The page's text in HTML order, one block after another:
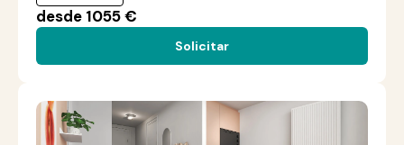
desde 1055 €
Solicitar